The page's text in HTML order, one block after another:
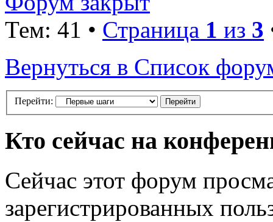
Тем: 41 • Страница 1 из 3
Вернуться в Список
Перейти:
Кто сейчас на
Сейчас этот форум
зарегистрированных